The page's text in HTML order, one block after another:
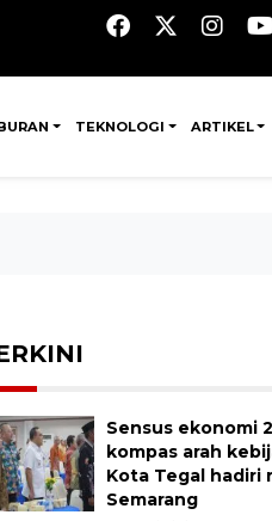
TEKNOLOGI ARTIKEL
Sensus ekonomi
kompas arah
Kota Tegal hadiri
Semarang